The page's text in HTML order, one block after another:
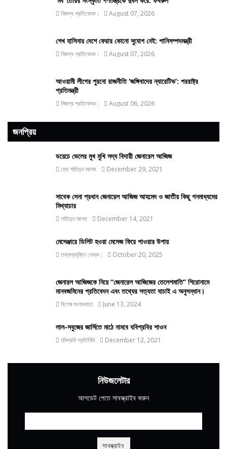
নিজস্ব প্রতিবেদক : August 07, 2026
শেখ হাসিনার দেশে ফেরার কোনো সুযোগ নেই: পানিসম্পদমন্ত্রী
নিজস্ব প্রতিবেদক : August 07, 2026
আওয়ামী লীগের পুরনো রাজনীতি ‘জঙ্গিবাদের ন্যারেটিভ’: পররাষ্ট্র
প্রতিমন্ত্রী
নিজস্ব প্রতিবেদক : August 06, 2026
জনপ্রিয়
ডয়েচে ভেলের মুখ মুখি সদ্য বিদায়ী জেনারেল আজিজ
মোঃ শাহিদুন আলম December 29, 2021
সাবেক সেনা প্রধান জেনারেল আজিজ আহমেদ ও জাতীয় কিছু গনমাধ্যমের
মিথ্যাচার
শাহিদুন আলম December 14, 2021
মেসেঞ্জারে ডিলিট হওয়া মেসেজ ফিরে পাওয়ার উপায়
তথ্যপ্রযুক্তি ডেস্ক : October 20, 2025
জেনারল আজিজকে নিয়ে “জেনারেল আজিজের তেলেশমাতি” শিরোনামে
মানবজমিনের প্রতিবেদন এবং তথ্যের সত্যতা যাচাই এ অনুসন্ধান।
বিশেষ সংবাদদাতা June 13, 2024
লাল-সবুজের জার্সিতে মাঠে নামবে যবিপ্রবির শাওন
যবিপ্রবি প্রতিনিধি December 12, 2021
নিউজলেটার
আপডেট পেতে সাবস্ক্রাইব করুন